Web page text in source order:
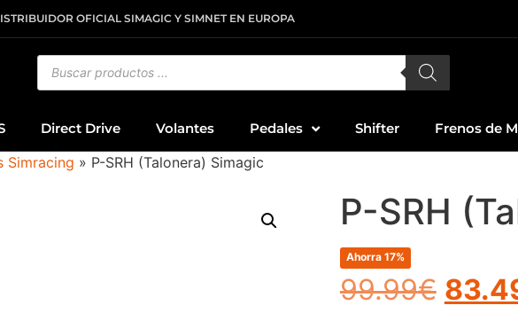
OFICIAL SIMAGIC Y SIMNET EN EUROPA
Direct Drive Volantes Pedales Shifter Frenos de
Simracing » P-SRH (Talonera) Simagic
P-SRH
Ahorra 17%
99.99€